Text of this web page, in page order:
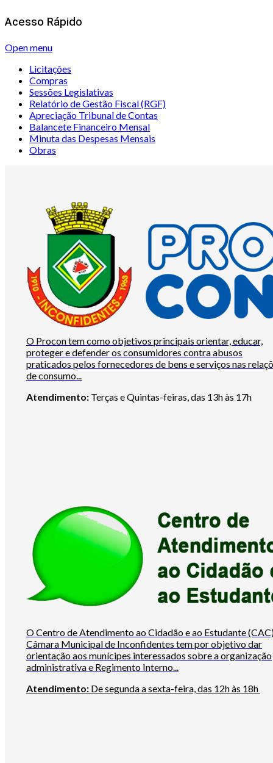
Acesso Rápido
Open menu
Licitações
Compras
Sessões Legislativas
Relatório de Gestão Fiscal (RGF)
Apreciação Tribunal de Contas
Balancete Financeiro Mensal
Minuta das Despesas Mensais
Obras
O Procon tem como objetivos principais orientar, educar,
proteger e defender os consumidores contra abusos
praticados pelos fornecedores de bens e serviços nas
de consumo...
Atendimento: Terças e Quintas-feiras, das 13h às 17h
O Centro de Atendimento ao Cidadão e ao Estudante
Câmara Municipal de Inconfidentes tem por objetivo dar
orientação aos munícipes interessados sobre a organização
administrativa e Regimento Interno...
Atendimento: De segunda a sexta-feira, das 12h às 18h